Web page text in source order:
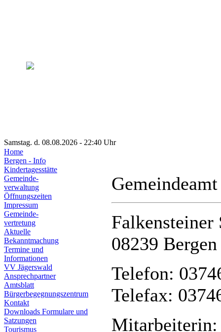
Samstag. d. 08.08.2026 - 22:40 Uhr
Home
Bergen - Info
Kindertagesstätte
Gemeinde-
verwaltung
Öffnungszeiten
Impressum
Gemeinde-
vertretung
Aktuelle
Bekanntmachung
Termine und
Informationen
VV Jägerswald
Ansprechpartner
Amtsblatt
Bürgerbegegnungszentrum
Kontakt
Downloads Formulare und
Satzungen
Tourismus
Falkensteiner
08239 Bergen
Telefon:
Telefax:
Mitarbeiterin: